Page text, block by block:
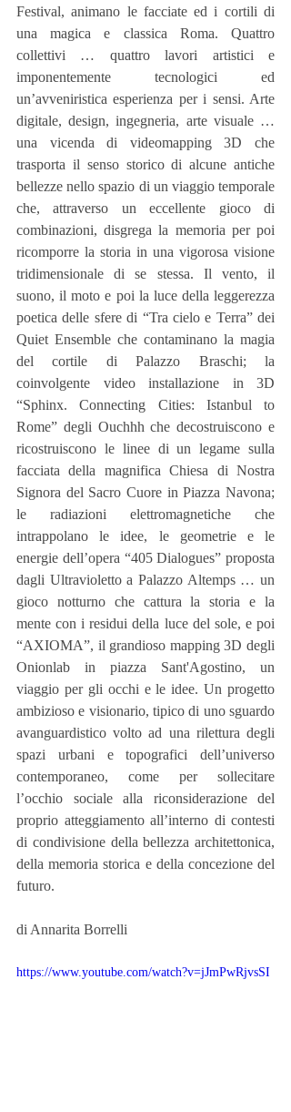
Festival, animano le facciate ed i cortili di
una magica e classica Roma. Quattro
collettivi … quattro lavori artistici e
imponentemente tecnologici ed
un’avveniristica esperienza per i sensi. Arte
digitale, design, ingegneria, arte visuale …
una vicenda di videomapping 3D che
trasporta il senso storico di alcune antiche
bellezze nello spazio di un viaggio temporale
che, attraverso un eccellente gioco di
combinazioni, disgrega la memoria per poi
ricomporre la storia in una vigorosa visione
tridimensionale di se stessa. Il vento, il
suono, il moto e poi la luce della leggerezza
poetica delle sfere di “Tra cielo e Terra” dei
Quiet Ensemble che contaminano la magia
del cortile di Palazzo Braschi; la
coinvolgente video installazione in 3D
“Sphinx. Connecting Cities: Istanbul to
Rome” degli Ouchhh che decostruiscono e
ricostruiscono le linee di un legame sulla
facciata della magnifica Chiesa di Nostra
Signora del Sacro Cuore in Piazza Navona;
le radiazioni elettromagnetiche che
intrappolano le idee, le geometrie e le
energie dell’opera “405 Dialogues” proposta
dagli Ultravioletto a Palazzo Altemps … un
gioco notturno che cattura la storia e la
mente con i residui della luce del sole, e poi
“AXIOMA”, il grandioso mapping 3D degli
Onionlab in piazza Sant'Agostino, un
viaggio per gli occhi e le idee. Un progetto
ambizioso e visionario, tipico di uno sguardo
avanguardistico volto ad una rilettura degli
spazi urbani e topografici dell’universo
contemporaneo, come per sollecitare
l’occhio sociale alla riconsiderazione del
proprio atteggiamento all’interno di contesti
di condivisione della bellezza architettonica,
della memoria storica e della concezione del
futuro.
di Annarita Borrelli
https://www.youtube.com/watch?v=jJmPwRjvsSI